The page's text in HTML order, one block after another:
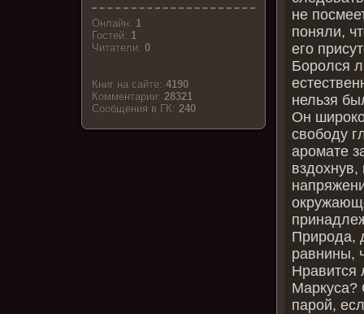
Онлайн: 1
Гостей: 1
Читатели:0
Книг на сайте:4190
Комментарии:28321
Cообщения в ГК:240
не
поняли,
его
Боролся
нельзя
Он
свободу
аромате
вздохнув,
Природа,
равнины,
Нравится
Маркуса?
парой,